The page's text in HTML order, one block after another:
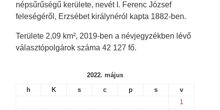
népsűrűségű kerülete, nevét I. Ferenc József
feleségéről, Erzsébet királynéról kapta 1882-ben.
Területe 2,09 km², 2019-ben a névjegyzékben lévő
választópolgárok száma 42 127 fő.
2022. május
h
K s c p s
v
1